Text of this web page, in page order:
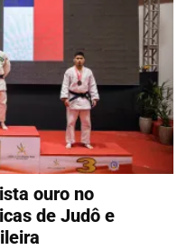
ouro no
de Judô e